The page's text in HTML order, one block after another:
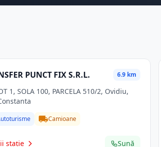
PUNCT FIX S.R.L. 6.9 km
Camioane
stație Sună